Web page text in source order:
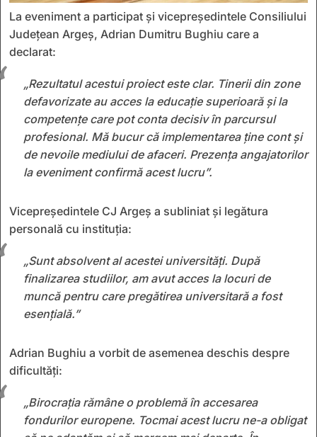
La eveniment a participat și vicepreședintele Consiliului
Județean Argeș, Adrian Dumitru Bughiu care a
declarat:
„Rezultatul acestui proiect este clar. Tinerii din zone
defavorizate au acces la educație superioară și la
competențe care pot conta decisiv în parcursul
profesional. Mă bucur că implementarea ține cont și
de nevoile mediului de afaceri. Prezența angajatorilor
la eveniment confirmă acest lucru”.
Vicepreședintele CJ Argeș a subliniat și legătura
personală cu instituția:
„Sunt absolvent al acestei universități. După
finalizarea studiilor, am avut acces la locuri de
muncă pentru care pregătirea universitară a fost
esențială.”
Adrian Bughiu a vorbit de asemenea deschis despre
dificultăți:
„Birocrația rămâne o problemă în accesarea
fondurilor europene. Tocmai acest lucru ne-a obligat